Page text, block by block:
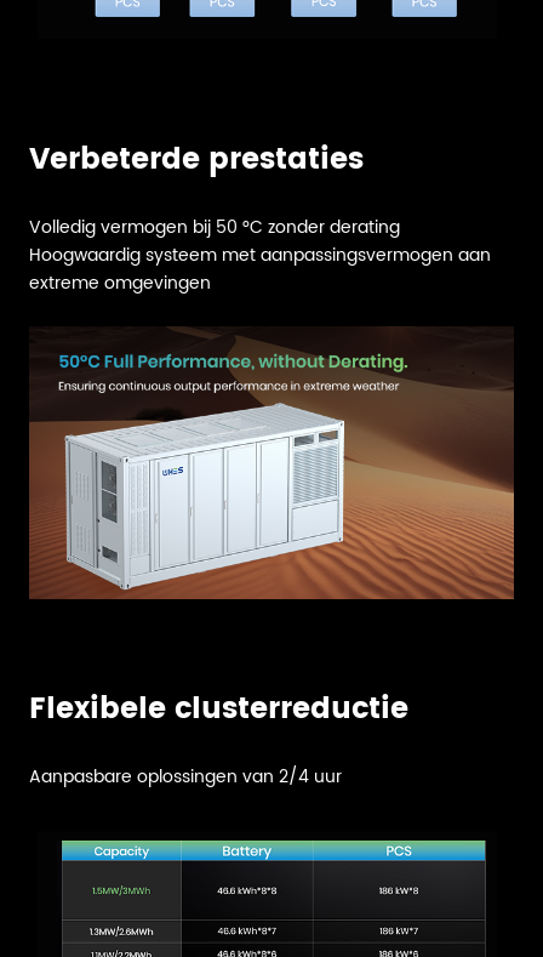
Verbeterde prestaties
Volledig vermogen bij 50 °C zonder derating
Hoogwaardig systeem met aanpassingsvermogen aan
extreme omgevingen
Flexibele clusterreductie
Aanpasbare oplossingen van 2/4 uur